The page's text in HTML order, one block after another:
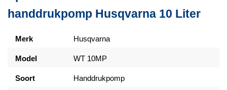
handdrukpomp Husqvarna 10 Liter
Merk Husqvarna
Model WT 10MP
Soort Handdrukpomp